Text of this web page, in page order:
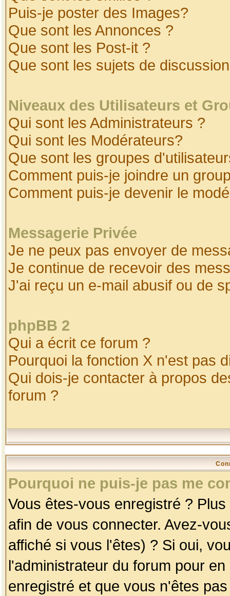
Puis-je poster des Images?
Que sont les Annonces ?
Que sont les Post-it ?
Que sont les sujets de
Niveaux des Utilisateurs et
Qui sont les Administrateurs ?
Qui sont les Modérateurs?
Que sont les groupes
Comment puis-je joindre un
Comment puis-je devenir le
Messagerie Privée
Je ne peux pas envoyer de
Je continue de recevoir des
J'ai reçu un e-mail abusif ou de
phpBB 2
Qui a écrit ce forum ?
Pourquoi la fonction X n'est pas
Qui dois-je contacter à propos
forum ?
Pourquoi ne puis-je pas me
Vous êtes-vous enregistré ?
afin de vous connecter. Avez-
affiché si vous l'êtes) ? Si oui,
l'administrateur du forum pour
enregistré et que vous n'êtes